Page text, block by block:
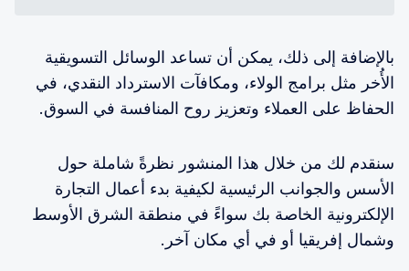
بالإضافة إلى ذلك، يمكن أن تساعد الوسائل التسويقية
الأُخر مثل برامج الولاء، ومكافآت الاسترداد النقدي، في
الحفاظ على العملاء وتعزيز روح المنافسة في السوق.
سنقدم لك من خلال هذا المنشور نظرةً شاملة حول
الأسس والجوانب الرئيسية لكيفية بدء أعمال التجارة
الإلكترونية الخاصة بك سواءً في منطقة الشرق الأوسط
وشمال إفريقيا أو في أي مكان آخر.